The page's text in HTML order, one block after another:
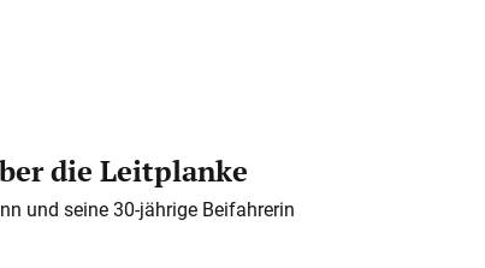
die Leitplanke
und seine 30-jährige Beifahrerin